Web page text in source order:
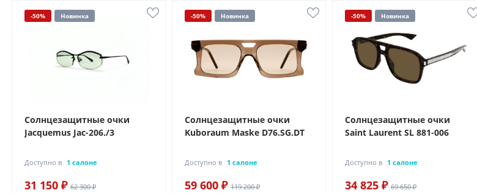
-50% Новинка
Солнцезащитные очки
Jacquemus Jac-206./3
Доступно в 1 салоне
31 150 ₽ 62 300 ₽
-50% Новинка
Солнцезащитные очки
Kuboraum Maske D76.SG.DT
Доступно в 1 салоне
59 600 ₽ 119 200 ₽
-50% Новинка
Солнцезащитные очки
Saint Laurent SL 881-006
Доступно в 1 салоне
34 825 ₽ 69 650 ₽